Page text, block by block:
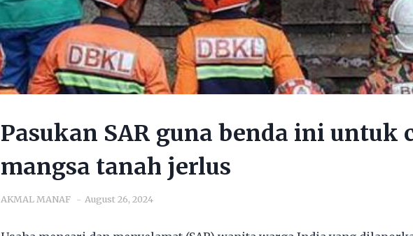
Pasukan SAR guna benda ini untuk
mangsa tanah jerlus
AKMAL MANAF August 26, 2024